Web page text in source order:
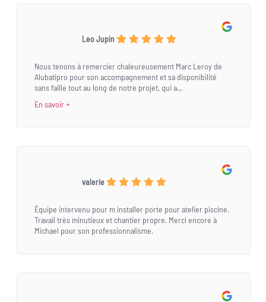
Leo Jupin
Nous tenons à remercier chaleureusement Marc Leroy de
Alubatipro pour son accompagnement et sa disponibilité
sans faille tout au long de notre projet, qui a...
En savoir +
valerie
Équipe intervenu pour m installer porte pour atelier piscine.
Travail très minutieux et chantier propre. Merci encore à
Michael pour son professionnalisme.